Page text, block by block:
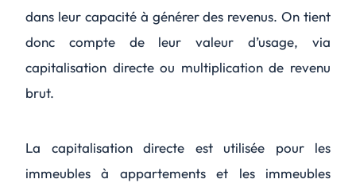
dans leur capacité à générer des revenus. On tient
donc compte de leur valeur d’usage, via
capitalisation directe ou multiplication de revenu
brut.
La capitalisation directe est utilisée pour les
immeubles à appartements et les immeubles